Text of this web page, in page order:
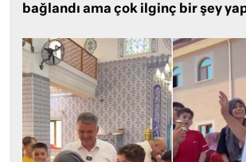
bağlandı ama çok ilginç bir şey